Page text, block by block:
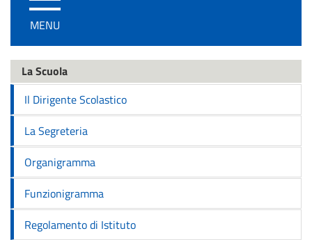
/
disattiva
navigazione
MENU
La Scuola
Il Dirigente Scolastico
La Segreteria
Organigramma
Funzionigramma
Regolamento di Istituto